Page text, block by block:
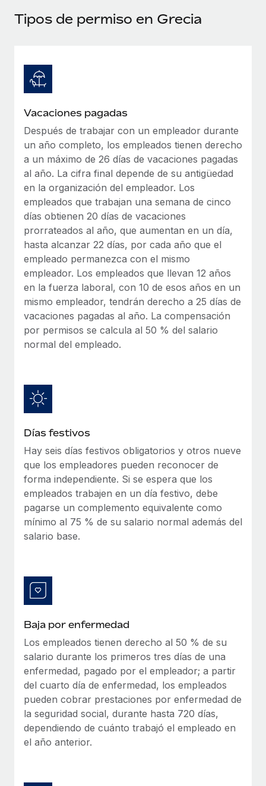
Optimiza los procesos con herramientas empresariales
SERVICIOS
Obtén ayuda de gente experta en RR. HH. globales
y cumplimiento normativo.
Comprobaciones de antecedentes
Simplifica los procesos de cribado de candidatos.
Cumplimiento normativo
Adelántate a los riesgos de cumplimiento
Gestión de dispositivos
Proporciona dispositivos tecnológicos y contrólalos
en todo el mundo.
Apertura de entidades
Abre entidades conforme a la legalidad enseguida.
Movilidad y reubicación
Prestaciones
Gestiona las prestaciones de los empleados sin
complicaciones.
Asociarse
Consultoría de integraciones y automatización con IA.
CASOS PRÁCTICOS
Colaboración estratégica de Reverse Tech con
Remote para gestionar a autónomos y las
nóminas
Reverse Tech en resumen La startup de salud y bienestar
Reverse Tech se asoció con Remote para...
Más información
Cómo el personal de Weaviate, empresa
pionera en IA, ha crecido un 120 % con Remote
Weaviate en resumen Weaviate crea infraestructuras de
código abierto basadas en la inteligencia...
Más información
Información sobre salarios y talento
Obtén ayuda
BLOG
Nómina global
EOR y PEO
Contractor Management
Impuestos
Explora el blog
Novedades de producto de Remote:
Integraciones con Gusto y Xero y Contractor
Management Plus
Más información
con Remote
Gestionar las nóminas internamente es complicado. Tardas
semanas en hacerlo manualmente y, al mes...
Más información
Tipos de permiso en Grecia
Vacaciones pagadas
Después de trabajar con un empleador durante
un año completo, los empleados tienen derecho
a un máximo de 26 días de vacaciones pagadas
al año. La cifra final depende de su antigüedad
en la organización del empleador. Los
empleados que trabajan una semana de cinco
días obtienen 20 días de vacaciones
prorrateados al año, que aumentan en un día,
hasta alcanzar 22 días, por cada año que el
empleado permanezca con el mismo
empleador. Los empleados que llevan 12 años
en la fuerza laboral, con 10 de esos años en un
mismo empleador, tendrán derecho a 25 días de
vacaciones pagadas al año. La compensación
por permisos se calcula al 50 % del salario
normal del empleado.
Días festivos
Hay seis días festivos obligatorios y otros nueve
que los empleadores pueden reconocer de
forma independiente. Si se espera que los
empleados trabajen en un día festivo, debe
pagarse un complemento equivalente como
mínimo al 75 % de su salario normal además del
salario base.
Baja por enfermedad
Los empleados tienen derecho al 50 % de su
salario durante los primeros tres días de una
enfermedad, pagado por el empleador; a partir
del cuarto día de enfermedad, los empleados
pueden cobrar prestaciones por enfermedad de
la seguridad social, durante hasta 720 días,
dependiendo de cuánto trabajó el empleado en
el año anterior.